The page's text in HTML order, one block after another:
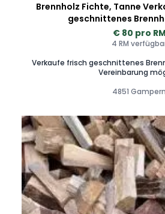
Brennholz Fichte, Tanne
geschnittenes
€ 80 pro RM
4 RM
Verkaufe frisch geschnittenes
Vereinbarung
4851 Gampern